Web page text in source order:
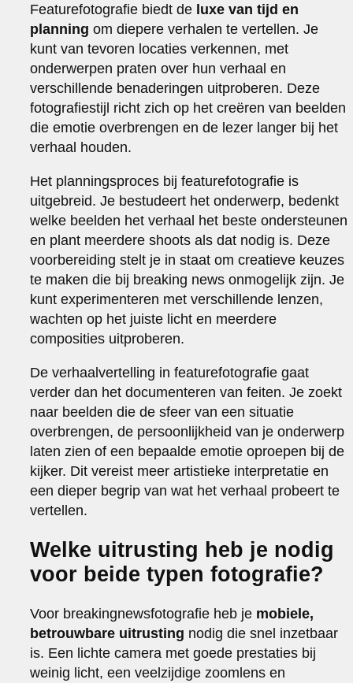
Featurefotografie biedt de luxe van tijd en
planning om diepere verhalen te vertellen. Je
kunt van tevoren locaties verkennen, met
onderwerpen praten over hun verhaal en
verschillende benaderingen uitproberen. Deze
fotografiestijl richt zich op het creëren van beelden
die emotie overbrengen en de lezer langer bij het
verhaal houden.
Het planningsproces bij featurefotografie is
uitgebreid. Je bestudeert het onderwerp, bedenkt
welke beelden het verhaal het beste ondersteunen
en plant meerdere shoots als dat nodig is. Deze
voorbereiding stelt je in staat om creatieve keuzes
te maken die bij breaking news onmogelijk zijn. Je
kunt experimenteren met verschillende lenzen,
wachten op het juiste licht en meerdere
composities uitproberen.
De verhaalvertelling in featurefotografie gaat
verder dan het documenteren van feiten. Je zoekt
naar beelden die de sfeer van een situatie
overbrengen, de persoonlijkheid van je onderwerp
laten zien of een bepaalde emotie oproepen bij de
kijker. Dit vereist meer artistieke interpretatie en
een dieper begrip van wat het verhaal probeert te
vertellen.
Welke uitrusting heb je nodig
voor beide typen fotografie?
Voor breakingnewsfotografie heb je mobiele,
betrouwbare uitrusting nodig die snel inzetbaar
is. Een lichte camera met goede prestaties bij
weinig licht, een veelzijdige zoomlens en